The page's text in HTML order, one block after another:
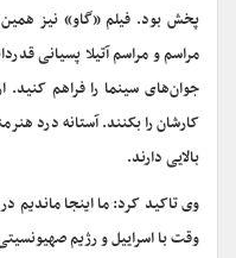
پخش بود. فیلم «گاو» نیز
مراسم و مراسم آتیلا پسیانی
جوان‌های سینما را فراهم کنید.
کارشان را بکنند. آستانه درد
بالایی دارند.
وی تاکید کرد: ما اینجا ماندیم
وقت با اسراییل و رژیم